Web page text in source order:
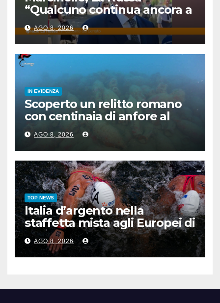
“Qualcuno continua ancora a
voltare le spalle”
AGO 8, 2026
IN EVIDENZA
Scoperto un relitto romano
con centinaia di anfore al
largo di Mazara del Vallo
AGO 8, 2026
TOP NEWS
Italia d’argento nella
staffetta mista agli Europei di
nuoto di fondo
AGO 8, 2026